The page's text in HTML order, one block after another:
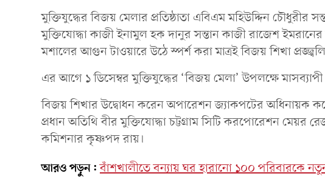
মুক্তিযুদ্ধের বিজয় মেলার প্রতিষ্ঠাতা এবিএম মহিউদ্দিন চৌধুরীর
মুক্তিযোদ্ধা কাজী ইনামুল হক দানুর সন্তান কাজী রাজেশ
মশালের আগুন টাওয়ারে উঠে স্পর্শ করা মাত্রই বিজয় শিখা
এর আগে ১ ডিসেম্বর মুক্তিযুদ্ধের ‘বিজয় মেলা’ উপলক্ষে
বিজয় শিখার উদ্বোধন করেন অপারেশন জ্যাকপটের অধিনায়ক
প্রধান অতিথি বীর মুক্তিযোদ্ধা চট্টগ্রাম সিটি করপোরেশন
কমিশনার কৃষ্ণপদ রায়।
আরও পড়ুন: বাঁশখালীতে বন্যায় ঘর হারানো ১০০ পরিবারকে নতুন